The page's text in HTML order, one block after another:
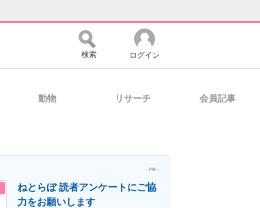
マーケ×ITの今がよく分かる
検索 ログイン
動物 リサーチ 会員記事
- PR -
ねとらぼ 読者アンケートにご協
力をお願いします